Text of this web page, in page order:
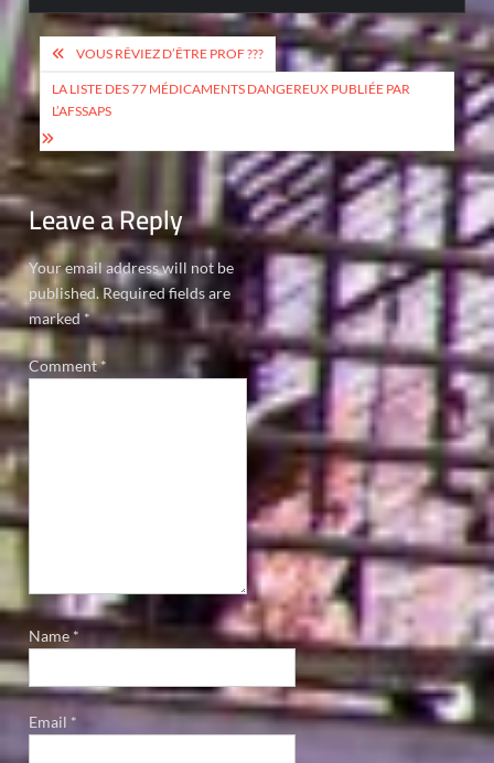
Post
navigation
VOUS RÊVIEZ D’ÊTRE PROF ???
LA LISTE DES 77 MÉDICAMENTS DANGEREUX PUBLIÉE PAR
L’AFSSAPS
Leave a Reply
Your email address will not be
published. Required fields are
marked*
Comment*
Name*
Email *